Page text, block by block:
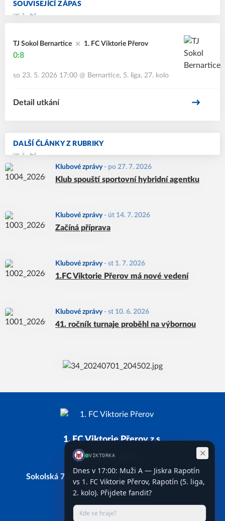
SOUVISEJÍCÍ ZÁPAS
TJ Sokol Bernartice 1. FC Viktorie Přerov
0:8
so 23. 5. 2026 17:00 @ Bernartice, 5. liga, 27. kolo
Detail utkání
DALŠÍ ČLÁNKY Z RUBRIKY
Klubové zprávy- po 27. 7. 2026
Klub spouští sportovní hybridní agentku
Klubové zprávy- út 14. 7. 2026
Začíná příprava
Klubové zprávy- st 1. 7. 2026
1.FC Viktorie Přerov má nové vedení
Klubové zprávy- st 10. 6. 2026
41. ročník turnaje proběhl na výbornou
1. FC Viktorie Přerov z.s.
Založeno 2011
Sokolská 734/28, 750 02 Přerov, Přerov I-Město
IČ: 66743338